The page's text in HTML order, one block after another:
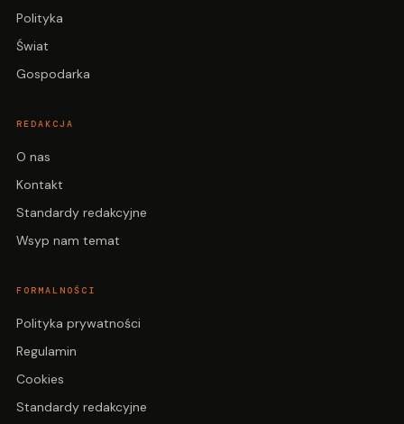
Polityka
Świat
Gospodarka
REDAKCJA
O nas
Kontakt
Standardy redakcyjne
Wsyp nam temat
FORMALNOŚCI
Polityka prywatności
Regulamin
Cookies
Standardy redakcyjne